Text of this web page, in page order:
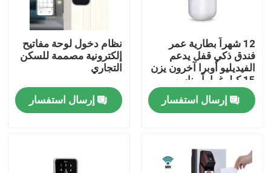
المنتجات
12 شهراً بطارية عمر
فندق ذكي قفل يدعم
الفيديليو أوبرا آخرون يزن
15 كيلوغراماً مناسب
لحلول أمن الفنادق
إرسال استفسار
نظام دخول لوحة مفاتيح
إلكترونية مصممة للسكن
التجاري
إرسال استفسار